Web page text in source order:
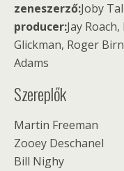
zeneszerző:Joby
producer:Jay
Glickman, Roger
Adams
Szereplők
Martin Freeman
Zooey Deschanel
Bill Nighy